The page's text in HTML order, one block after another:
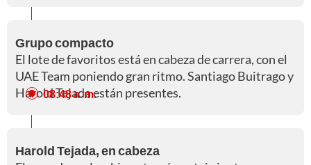
Grupo compacto
El lote de favoritos está en cabeza de carrera, con el
UAE Team poniendo gran ritmo. Santiago Buitrago y
Harold Tejada están presentes.
08:48 a. m.
Harold Tejada, en cabeza